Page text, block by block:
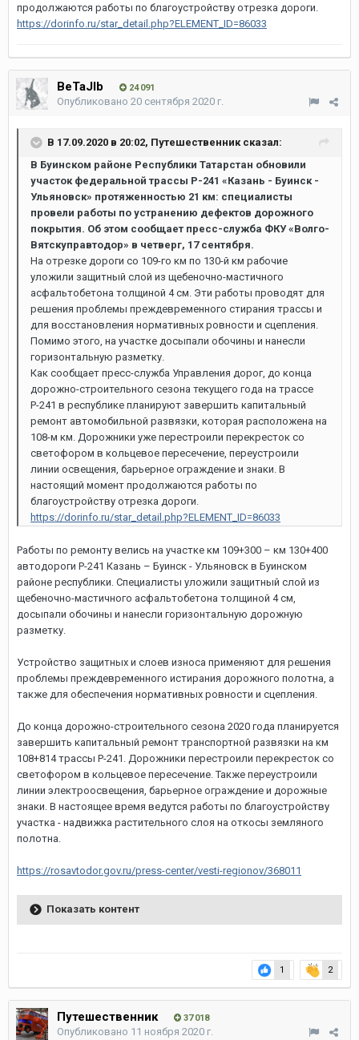
продолжаются работы по благоустройству отрезка дороги.
https://dorinfo.ru/star_detail.php?ELEMENT_ID=86033
BeTaJIb 24 091
Опубликовано 20 сентября 2020 г.
В 17.09.2020 в 20:02, Путешественник сказал:
В Буинском районе Республики Татарстан обновили
участок федеральной трассы Р-241 «Казань - Буинск -
Ульяновск» протяженностью 21 км: специалисты
провели работы по устранению дефектов дорожного
покрытия. Об этом сообщает пресс-служба ФКУ «Волго-
Вятскуправтодор» в четверг, 17 сентября.
На отрезке дороги со 109-го км по 130-й км рабочие
уложили защитный слой из щебеночно-мастичного
асфальтобетона толщиной 4 см. Эти работы проводят для
решения проблемы преждевременного стирания трассы и
для восстановления нормативных ровности и сцепления.
Помимо этого, на участке досыпали обочины и нанесли
горизонтальную разметку.
Как сообщает пресс-служба Управления дорог, до конца
дорожно-строительного сезона текущего года на трассе
Р-241 в республике планируют завершить капитальный
ремонт автомобильной развязки, которая расположена на
108-м км. Дорожники уже перестроили перекресток со
светофором в кольцевое пересечение, переустроили
линии освещения, барьерное ограждение и знаки. В
настоящий момент продолжаются работы по
благоустройству отрезка дороги.
https://dorinfo.ru/star_detail.php?ELEMENT_ID=86033
Работы по ремонту велись на участке км 109+300 – км 130+400
автодороги Р-241 Казань – Буинск - Ульяновск в Буинском
районе республики. Специалисты уложили защитный слой из
щебеночно-мастичного асфальтобетона толщиной 4 см,
досыпали обочины и нанесли горизонтальную дорожную
разметку.
Устройство защитных и слоев износа применяют для решения
проблемы преждевременного истирания дорожного полотна, а
также для обеспечения нормативных ровности и сцепления.
До конца дорожно-строительного сезона 2020 года планируется
завершить капитальный ремонт транспортной развязки на км
108+814 трассы Р-241. Дорожники перестроили перекресток со
светофором в кольцевое пересечение. Также переустроили
линии электроосвещения, барьерное ограждение и дорожные
знаки. В настоящее время ведутся работы по благоустройству
участка - надвижка растительного слоя на откосы земляного
полотна.
https://rosavtodor.gov.ru/press-center/vesti-regionov/368011
Показать контент
1 2
Путешественник 37 018
Опубликовано 11 ноября 2020 г.